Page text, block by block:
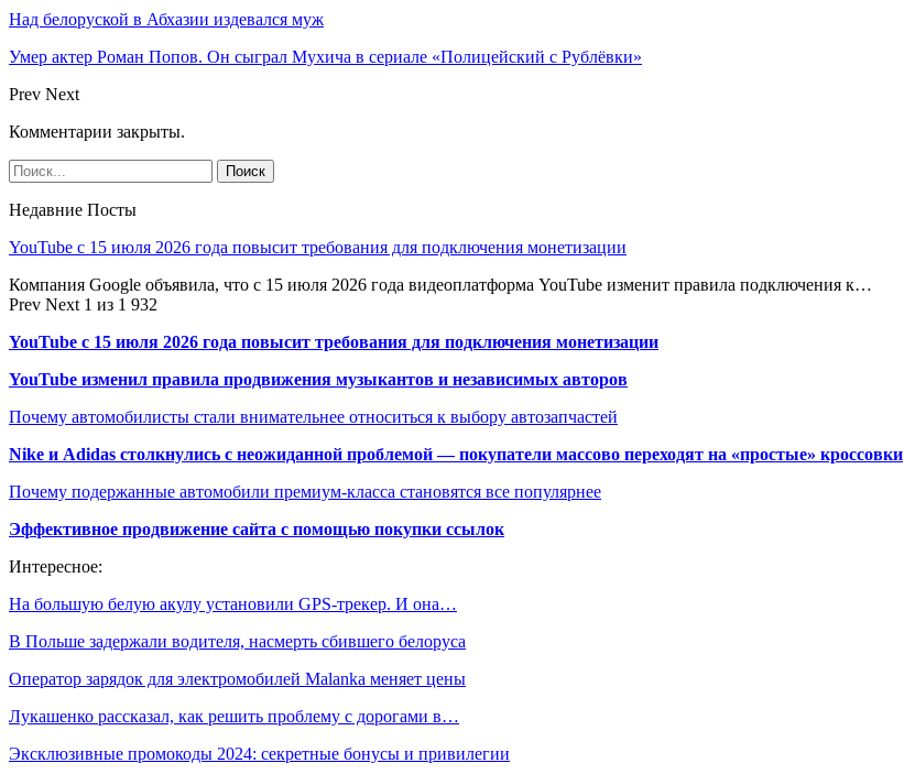
Над белоруской в Абхазии издевался муж
Умер актер Роман Попов. Он сыграл Мухича в сериале «Полицейский с Рублёвки»
Prev Next
Комментарии закрыты.
Недавние Посты
YouTube с 15 июля 2026 года повысит требования для подключения монетизации
Компания Google объявила, что с 15 июля 2026 года видеоплатформа YouTube изменит правила подключения к…
Prev Next 1 из 1 932
YouTube с 15 июля 2026 года повысит требования для подключения монетизации
YouTube изменил правила продвижения музыкантов и независимых авторов
Почему автомобилисты стали внимательнее относиться к выбору автозапчастей
Nike и Adidas столкнулись с неожиданной проблемой — покупатели массово переходят на «простые» кроссовки
Почему подержанные автомобили премиум-класса становятся все популярнее
Эффективное продвижение сайта с помощью покупки ссылок
Интересное:
На большую белую акулу установили GPS-трекер. И она…
В Польше задержали водителя, насмерть сбившего белоруса
Оператор зарядок для электромобилей Malanka меняет цены
Лукашенко рассказал, как решить проблему с дорогами в…
Эксклюзивные промокоды 2024: секретные бонусы и привилегии